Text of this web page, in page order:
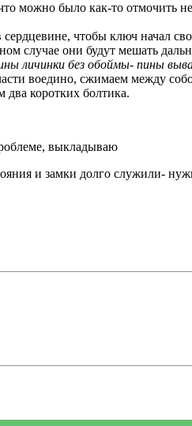
можно было как-то отмочить
сердцевине, чтобы ключ
случае они будут мешать
личинки без обоймы- пины
воедино, сжимаем между
коротких болтика.
выкладываю
и замки долго служили-